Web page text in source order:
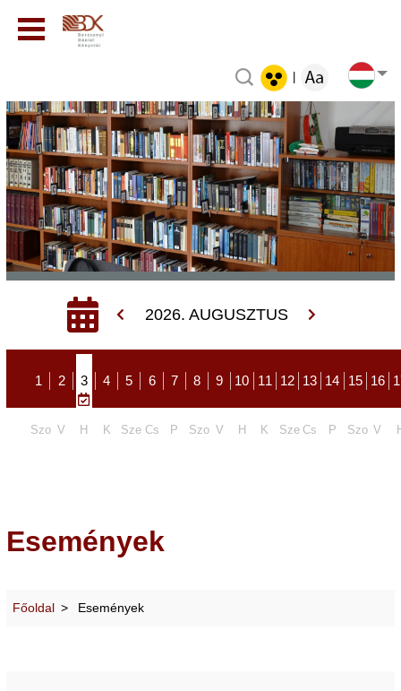
2026. AUGUSZTUS
1 2 3 4 5 6 7 8 9 10 11 12 13 14 15 16
Szo V H K Sze Cs P Szo V H K Sze Cs P Szo V
Események
Főoldal Események